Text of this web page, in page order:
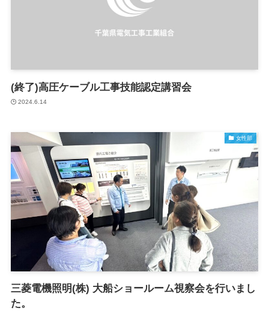
(終了)高圧ケーブル工事技能認定講習会
2024.6.14
女性部
三菱電機照明(株) 大船ショールーム視察会を行いまし
た。